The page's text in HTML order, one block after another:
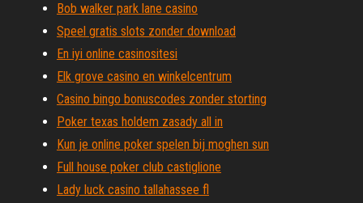
Bob walker park lane casino
Speel gratis slots zonder download
En iyi online casinositesi
Elk grove casino en winkelcentrum
Casino bingo bonuscodes zonder storting
Poker texas holdem zasady all in
Kun je online poker spelen bij moghen sun
Full house poker club castiglione
Lady luck casino tallahassee fl